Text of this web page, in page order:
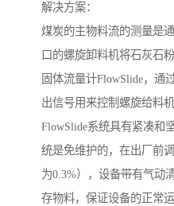
解决方案：
煤炭的主物料流的测量是
口的螺旋卸料机将石灰石
固体流量计FlowSlide，通
出信号用来控制螺旋给料机
FlowSlide系统具有紧凑和
统是免维护的，在出厂前
为0.3%），设备带有气动
存物料，保证设备的正常运